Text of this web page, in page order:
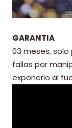
GARANTIA
03 meses, solo
fallas por
exponerlo al